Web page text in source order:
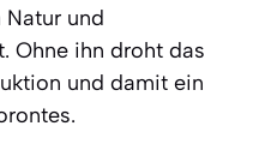
und
Ohne ihn droht das
und damit ein